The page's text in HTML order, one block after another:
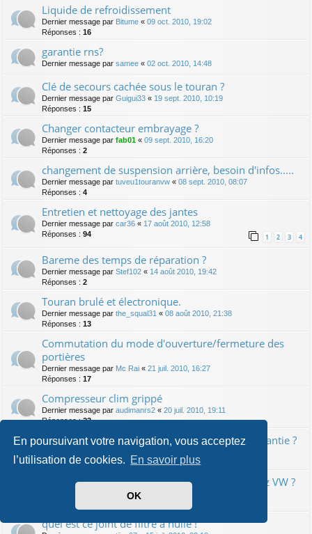
En poursuivant votre navigation, vous acceptez
l’utilisation de cookies. En savoir plus
OK
Liquide de refroidissement
Dernier message par Bitume « 09 oct. 2010, 19:02
Réponses : 16
garantie rns?
Dernier message par samee « 02 oct. 2010, 14:48
Clé de secours cachée sous le touran ?
Dernier message par Guigui33 « 19 sept. 2010, 10:19
Réponses : 15
Changer contacteur embrayage ?
Dernier message par fab01 « 09 sept. 2010, 16:20
Réponses : 2
changement de suspension arrière, besoin d'infos.....
Dernier message par tuveu1touranvw « 08 sept. 2010, 08:07
Réponses : 4
Entretien et nettoyage des jantes
Dernier message par car36 « 17 août 2010, 12:58
Réponses : 94 1 2 3 4
Bareme des temps de réparation ?
Dernier message par Stef102 « 14 août 2010, 19:42
Réponses : 2
Touran brulé et électronique.
Dernier message par the_squal31 « 08 août 2010, 21:38
Réponses : 13
Commutation du mode d'ouverture/fermeture des
portières
Dernier message par Mc Rai « 21 juil. 2010, 16:27
Réponses : 17
Compresseur clim grippé
Dernier message par audimanrs2 « 20 juil. 2010, 19:11
Réponses :23
Indicateur ODB Révisions : dépassement et garantie ?
Réponses : 8
Couleur de l'huile moteur apres la revision chez VW ?
Mc Rai«
quel est ce joint de filtre à huile !